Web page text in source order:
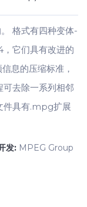
格式有四种变体-
它们具有改进的
息的压缩标准，
去除一系列相邻
件具有.mpg扩展
发: MPEG Group